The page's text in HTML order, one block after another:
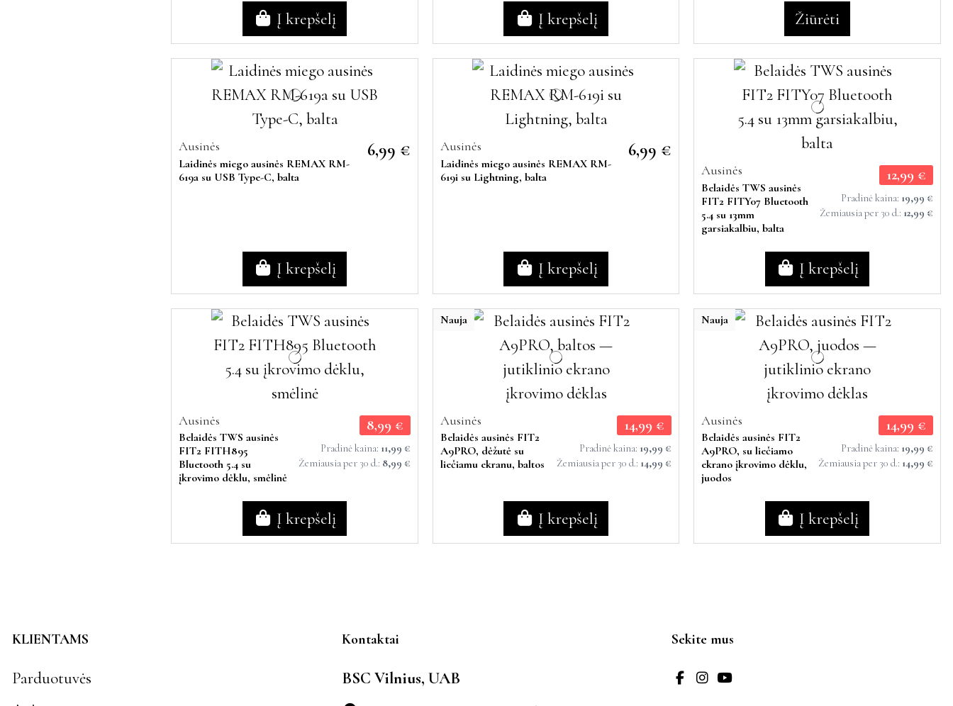
Į krepšelį Į krepšelį Žiūrėti
Ausinės
Laidinės miego ausinės REMAX RM-
619a su USB Type-C, balta
6,99 €
Į krepšelį
Ausinės
Laidinės miego ausinės REMAX RM-
619i su Lightning, balta
6,99 €
Į krepšelį
Ausinės
Belaidės TWS ausinės
FIT2 FITY07 Bluetooth
5.4 su 13mm
garsiakalbiu, balta
12,99 €
Pradinė kaina: 19,99 €
Žemiausia per 30 d.: 12,99 €
Į krepšelį
Ausinės
Belaidės TWS ausinės
FIT2 FITH895
Bluetooth 5.4 su
įkrovimo dėklu, smėlinė
8,99 €
Pradinė kaina: 11,99 €
Žemiausia per 30 d.: 8,99 €
Į krepšelį
Nauja
Ausinės
Belaidės ausinės FIT2
A9PRO, dėžutė su
liečiamu ekranu, baltos
14,99 €
Pradinė kaina: 19,99 €
Žemiausia per 30 d.: 14,99 €
Į krepšelį
Nauja
Ausinės
Belaidės ausinės FIT2
A9PRO, su liečiamo
ekrano įkrovimo dėklu,
juodos
14,99 €
Pradinė kaina: 19,99 €
Žemiausia per 30 d.: 14,99 €
Į krepšelį
KLIENTAMS
Parduotuvės
Kontaktai
BSC Vilnius, UAB
Sekite mus